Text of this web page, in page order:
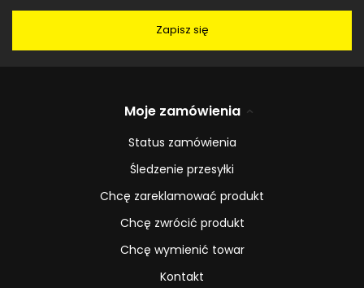
Zapisz się
Moje zamówienia
Status zamówienia
Śledzenie przesyłki
Chcę zareklamować produkt
Chcę zwrócić produkt
Chcę wymienić towar
Kontakt